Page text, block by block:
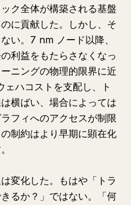
ク全体が構築される基盤
に貢献した。しかし、そ
い。7 nm ノード以降、
利益をもたらさなくなっ
ニングの物理的限界に近
ハコストを支配し、ト
横ばい、場合によっては
フィへのアクセスが制限
制約はより早期に顕在化
変化した。もはや「トラ
るか？」ではない。「何